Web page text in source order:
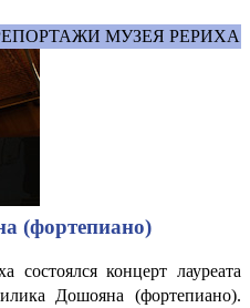
МУЗЕЯ РЕРИХА
(фортепиано)
концерт лауреата
Дошояна (фортепиано).